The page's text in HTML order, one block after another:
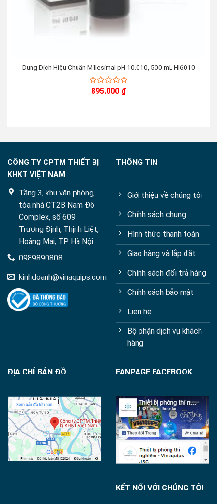
Dung Dịch Hiệu Chuẩn Millesimal pH 10.010, 500 mL HI6010
0895.000 ₫
CÔNG TY CPTM THIẾT BỊ
KHKT VIỆT NAM
Tầng 3, khu văn phòng,
tòa nhà CT2B Nam Đô
Complex, số 609
Trương Định, Thịnh Liệt,
Hoàng Mai, TP. Hà Nội
0989890808
kinhdoanh@vinaquips.com
THÔNG TIN
Giới thiệu về chúng tôi
Chính sách chung
Hình thức thanh toán
Giao hàng và lắp đặt
Chính sách đổi trả hàng
Chính sách bảo mật
Liên hệ
Bộ phận dịch vụ khách
hàng
ĐỊA CHỈ BẢN ĐỒ FANPAGE FACEBOOK
KẾT NỐI VỚI CHÚNG TÔI